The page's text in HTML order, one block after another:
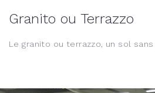
Granito ou Terrazzo
Le granito ou terrazzo, un sol sans